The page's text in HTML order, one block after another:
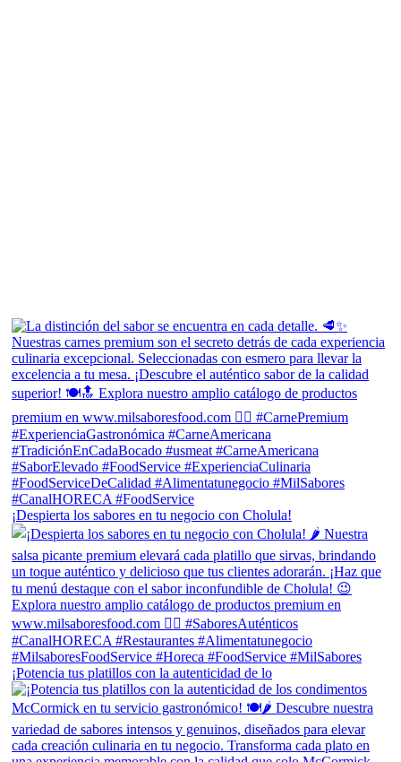
¡Despierta los sabores en tu negocio con Cholula!
¡Potencia tus platillos con la autenticidad de lo